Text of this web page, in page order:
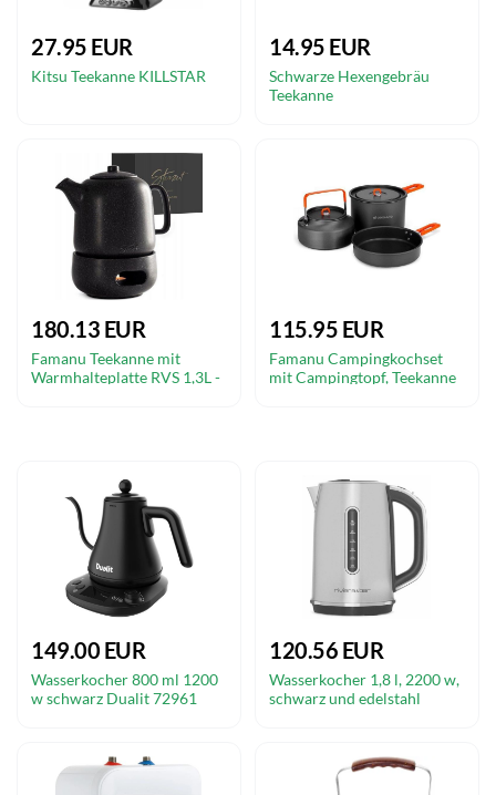
27.95 EUR
Kitsu Teekanne KILLSTAR
14.95 EUR
Schwarze Hexengebräu
Teekanne
180.13 EUR
Famanu Teekanne mit
Warmhalteplatte RVS 1,3L -
115.95 EUR
Famanu Campingkochset
mit Campingtopf, Teekanne
149.00 EUR
Wasserkocher 800 ml 1200
w schwarz Dualit 72961
120.56 EUR
Wasserkocher 1,8 l, 2200 w,
schwarz und edelstahl